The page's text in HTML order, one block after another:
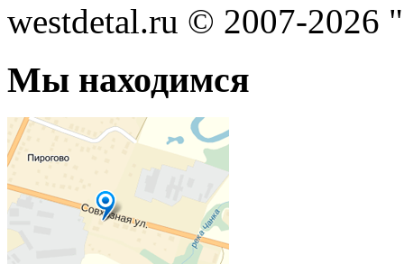
westdetal.ru © 2007-2026
Мы находимся